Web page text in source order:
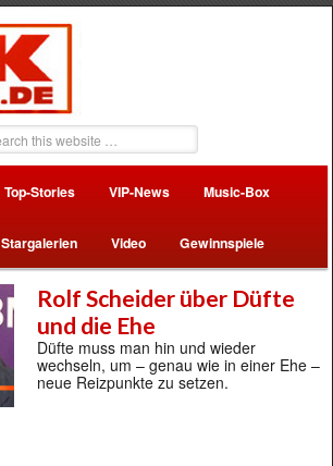
Top-Stories VIP-News Music-Box
Stargalerien Video Gewinnspiele
Rolf Scheider über Düfte
und die Ehe
Düfte muss man hin und wieder
wechseln, um – genau wie in einer Ehe –
neue Reizpunkte zu setzen.